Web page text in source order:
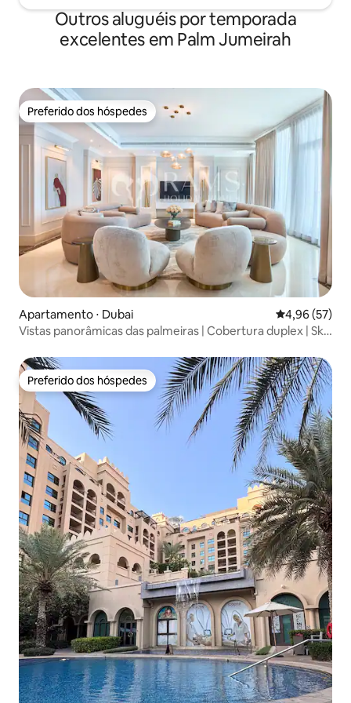
Outros aluguéis por temporada
excelentes em Palm Jumeirah
Preferido dos hóspedes
Preferido dos hóspedes
Apartamento ⋅ Dubai 4,96 de uma
4,96 (57)
Vistas panorâmicas das palmeiras | Cobertura duplex | Sky
Preferido dos hóspedes
Preferido dos hóspedes